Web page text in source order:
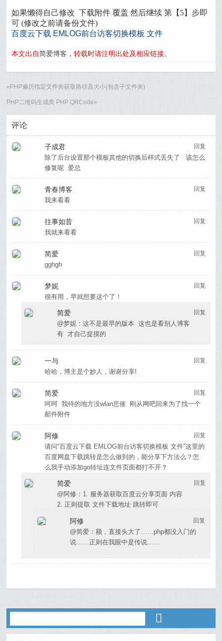
如果懒得自己修改 下载附件 覆盖 然后继续 第【5】步即
可 (修改之前请备份文件)
百度云下载 EMLOG前台访客切换模板 文件
本文出自简爱博客 ，转载时请注明出处及相应链接。
« PHP遍历指定文件夹获取路径及大小(包含子文件夹)
PHP二维码生成类 PHP QRCode»
评论
子成君 回复
除了后台设置那个模板其他的切换后样式丢失了 该怎么
修复呢 爱总
青春博客 回复
我来看看
往事如昔 回复
我就来看看
简爱 回复
gghgh
梦妮 回复
很有用，早就想要这个了！
简爱 回复
@梦妮：这不是最早的版本 这也是看别人博客
有 才自己捉摸的
一与 回复
哈哈，博主是个妙人，谢谢分享!
简爱 回复
呵呵 我待的地方没wlan悲催 刚从网吧回来为了找一个
邮件附件
阿修 回复
请问“百度云下载 EMLOG前台访客切换模板 文件”这里的
百度网盘下载跳转是怎么做到的，能分享下方法么？怎
么我手动添加go转址连文件页面都打不开？
简爱 回复
@阿修：1. 服务器获取百度云分享页面 内容
2. 正则提取 文件下载地址 跳转即可
阿修 回复
@简爱：额，直接头大了……php都没入门的
说……正则在我眼中是传说……